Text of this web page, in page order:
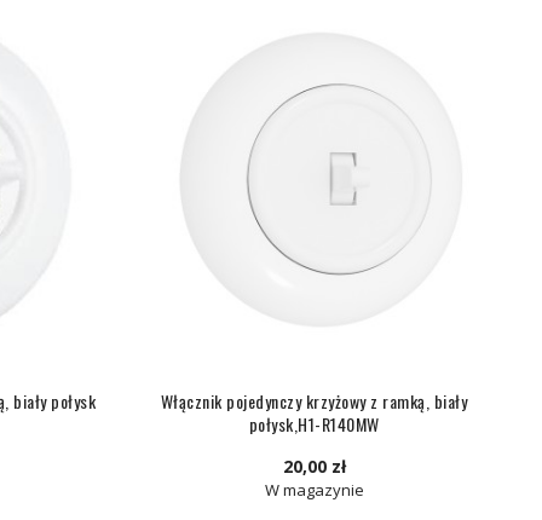
biały połysk
Włącznik pojedynczy krzyżowy z ramką, biały
połysk,H1-R140MW
20,00 zł
W magazynie